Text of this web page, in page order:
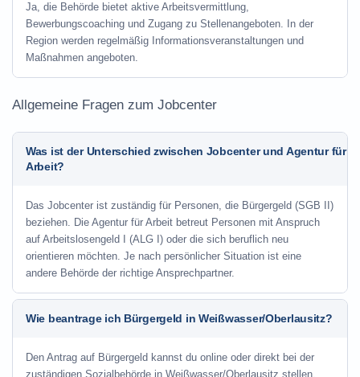
Ja, die Behörde bietet aktive Arbeitsvermittlung,
Bewerbungscoaching und Zugang zu Stellenangeboten. In der
Region werden regelmäßig Informationsveranstaltungen und
Maßnahmen angeboten.
Allgemeine Fragen zum Jobcenter
Was ist der Unterschied zwischen Jobcenter und Agentur für
Arbeit?
Das Jobcenter ist zuständig für Personen, die Bürgergeld (SGB II)
beziehen. Die Agentur für Arbeit betreut Personen mit Anspruch
auf Arbeitslosengeld I (ALG I) oder die sich beruflich neu
orientieren möchten. Je nach persönlicher Situation ist eine
andere Behörde der richtige Ansprechpartner.
Wie beantrage ich Bürgergeld in Weißwasser/Oberlausitz?
Den Antrag auf Bürgergeld kannst du online oder direkt bei der
zuständigen Sozialbehörde in Weißwasser/Oberlausitz stellen.